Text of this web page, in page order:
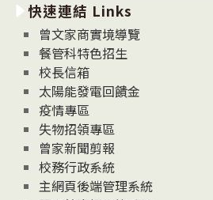
消
息
News
快速連結 Links
曾文家商實境導覽
餐管科特色招生
校長信箱
太陽能發電回饋金
疫情專區
失物招領專區
曾家新聞剪報
校務行政系統
主網頁後端管理系統